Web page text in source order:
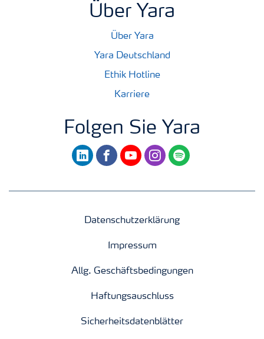
Über Yara
Über Yara
Yara Deutschland
Ethik Hotline
Karriere
Folgen Sie Yara
linkedinfacebookyoutubeinstagram
spotify
Datenschutzerklärung
Impressum
Allg. Geschäftsbedingungen
Haftungsauschluss
Sicherheitsdatenblätter